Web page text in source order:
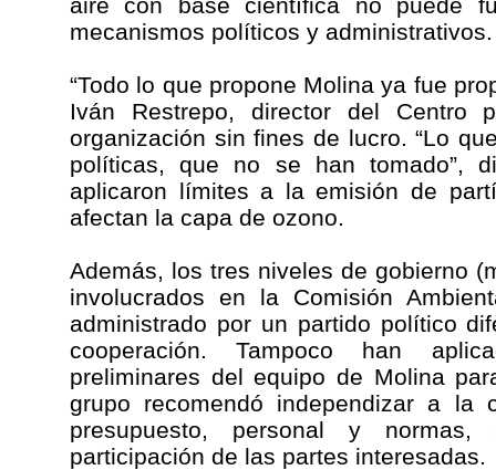
mecanismos políticos y administrativos.
“Todo lo que propone Molina ya fue
Iván Restrepo, director del Centro
organización sin fines de lucro. “Lo
políticas, que no se han tomado”,
aplicaron límites a la emisión de
afectan la capa de ozono.
Además, los tres niveles de gobierno
involucrados en la Comisión
administrado por un partido político
cooperación. Tampoco han
preliminares del equipo de Molina
grupo recomendó independizar a la
presupuesto, personal y
participación de las partes interesadas.